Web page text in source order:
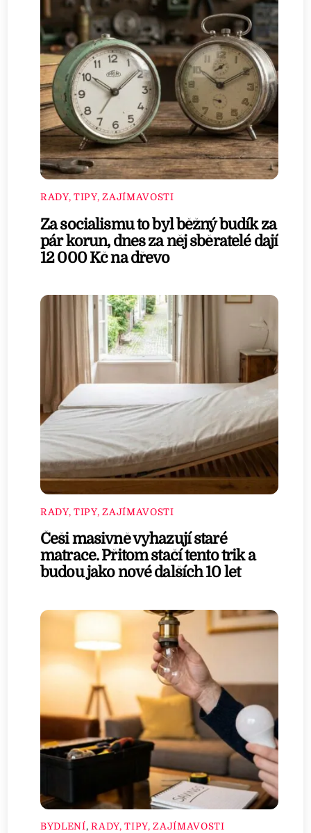
RADY, TIPY, ZAJÍMAVOSTI
Za socialismu to byl běžný budík za
pár korun, dnes za něj sběratelé dají
12 000 Kč na dřevo
RADY, TIPY, ZAJÍMAVOSTI
Češi masivně vyhazují staré
matrace. Přitom stačí tento trik a
budou jako nové dalších 10 let
BYDLENÍ,RADY, TIPY, ZAJÍMAVOSTI